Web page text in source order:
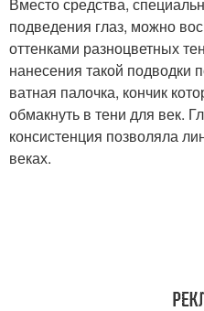
подведения глаз, можно
оттенками разноцветных
нанесения такой подводки
ватная палочка, кончик
обмакнуть в тени для век.
консистенция позволяла
веках.